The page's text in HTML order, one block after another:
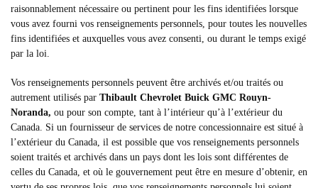
raisonnablement nécessaire ou pertinent pour les fins identifiées lorsque
vous avez fourni vos renseignements personnels, pour toutes les nouvelles
fins identifiées et auxquelles vous avez consenti, ou durant le temps exigé
par la loi.
Vos renseignements personnels peuvent être archivés et/ou traités ou
autrement utilisés par Thibault Chevrolet Buick GMC Rouyn-
Noranda, ou pour son compte, tant à l’intérieur qu’à l’extérieur du
Canada. Si un fournisseur de services de notre concessionnaire est situé à
l’extérieur du Canada, il est possible que vos renseignements personnels
soient traités et archivés dans un pays dont les lois sont différentes de
celles du Canada, et où le gouvernement peut être en mesure d’obtenir, en